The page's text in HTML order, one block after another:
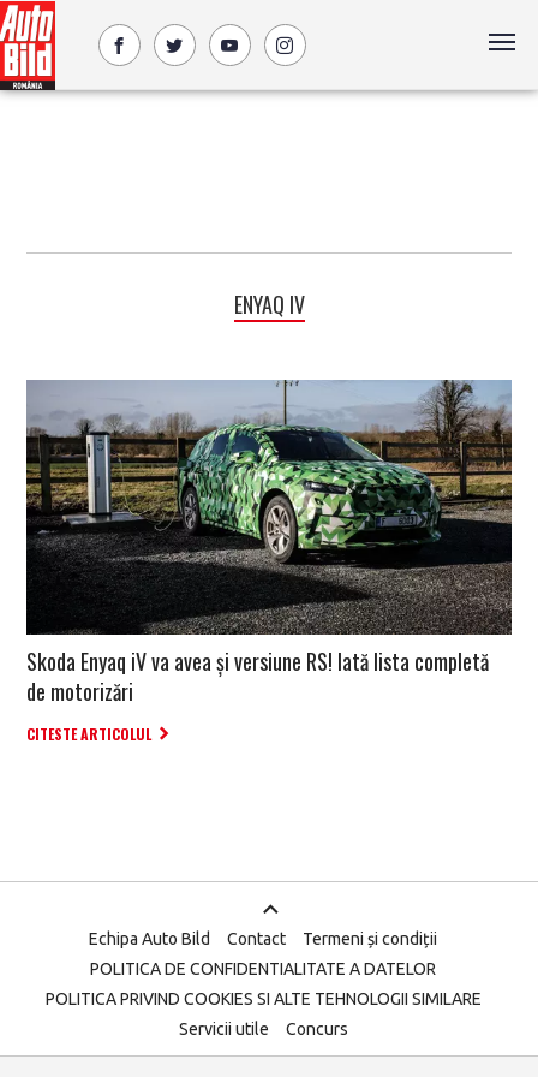
ENYAQ IV
Skoda Enyaq iV va avea și versiune RS! Iată lista completă
de motorizări
CITESTE ARTICOLUL
Echipa Auto Bild Contact
Termeni și condiții
POLITICA DE CONFIDENTIALITATE A DATELOR
POLITICA PRIVIND COOKIES SI ALTE TEHNOLOGII SIMILARE
Servicii utile
Concurs